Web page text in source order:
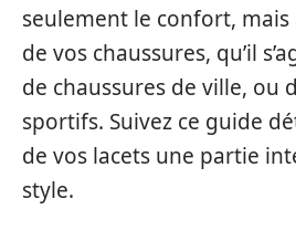
seulement le confort, mais
de vos chaussures, qu’il
de chaussures de ville, ou
sportifs. Suivez ce guide
de vos lacets une partie
style.